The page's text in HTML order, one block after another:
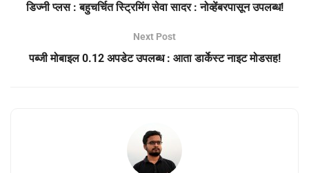
डिज्नी प्लस : बहुचर्चित स्ट्रिमिंग सेवा सादर : नोव्हेंबरपासून उपलब्ध!
Next Post
पब्जी मोबाइल 0.12 अपडेट उपलब्ध : आता डार्केस्ट नाइट मोडसह!